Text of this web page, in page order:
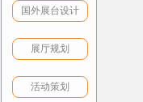
国外展台设计
展厅规划
活动策划